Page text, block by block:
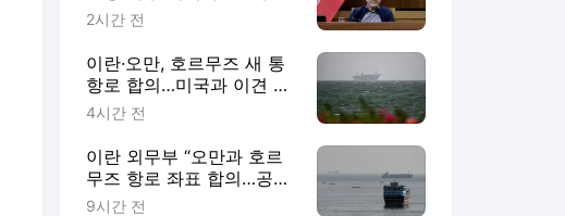
재, 매우 큰 힘”
2시간 전
이란·오만, 호르무즈 새 통
항로 합의…미국과 이견 탓
최종 타결은 ‘아직’
4시간 전
이란 외무부 “오만과 호르
무즈 항로 좌표 합의…공동
발표문 조율 중”
9시간 전